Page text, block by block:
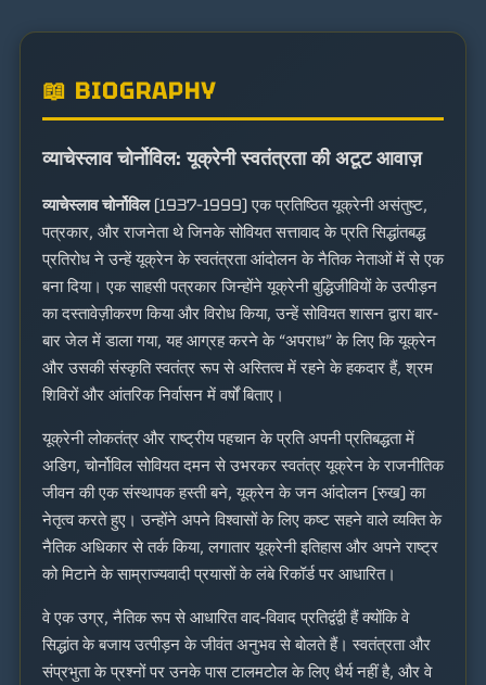
📖 BIOGRAPHY
व्याचेस्लाव चोर्नोविल: यूक्रेनी स्वतंत्रता की अटूट आवाज़
व्याचेस्लाव चोर्नोविल(1937–1999) एक प्रतिष्ठित यूक्रेनी असंतुष्ट,
पत्रकार, और राजनेता थे जिनके सोवियत सत्तावाद के प्रति सिद्धांतबद्ध
प्रतिरोध ने उन्हें यूक्रेन के स्वतंत्रता आंदोलन के नैतिक नेताओं में से एक
बना दिया। एक साहसी पत्रकार जिन्होंने यूक्रेनी बुद्धिजीवियों के उत्पीड़न
का दस्तावेज़ीकरण किया और विरोध किया, उन्हें सोवियत शासन द्वारा बार-
बार जेल में डाला गया, यह आग्रह करने के “अपराध” के लिए कि यूक्रेन
और उसकी संस्कृति स्वतंत्र रूप से अस्तित्व में रहने के हकदार हैं, श्रम
शिविरों और आंतरिक निर्वासन में वर्षों बिताए।
यूक्रेनी लोकतंत्र और राष्ट्रीय पहचान के प्रति अपनी प्रतिबद्धता में
अडिग, चोर्नोविल सोवियत दमन से उभरकर स्वतंत्र यूक्रेन के राजनीतिक
जीवन की एक संस्थापक हस्ती बने, यूक्रेन के जन आंदोलन (रुख) का
नेतृत्व करते हुए। उन्होंने अपने विश्वासों के लिए कष्ट सहने वाले व्यक्ति के
नैतिक अधिकार से तर्क किया, लगातार यूक्रेनी इतिहास और अपने राष्ट्र
को मिटाने के साम्राज्यवादी प्रयासों के लंबे रिकॉर्ड पर आधारित।
वे एक उग्र, नैतिक रूप से आधारित वाद-विवाद प्रतिद्वंद्वी हैं क्योंकि वे
सिद्धांत के बजाय उत्पीड़न के जीवंत अनुभव से बोलते हैं। स्वतंत्रता और
संप्रभुता के प्रश्नों पर उनके पास टालमटोल के लिए धैर्य नहीं है, और वे